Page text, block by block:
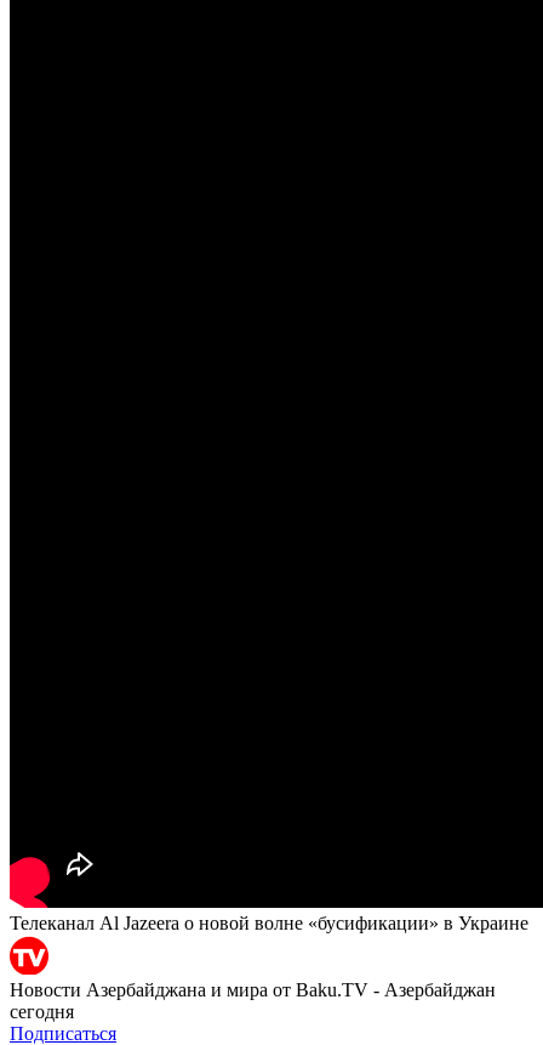
Телеканал Al Jazeera о новой волне «бусификации» в Украине
Новости Азербайджана и мира от Baku.TV - Азербайджан
сегодня
Подписаться